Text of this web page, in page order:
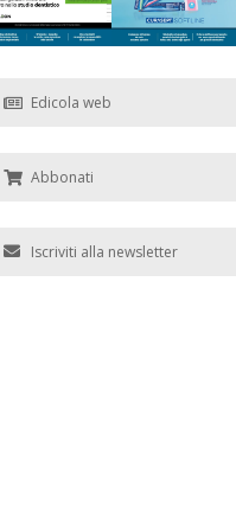
Edicola web
Abbonati
Iscriviti alla newsletter